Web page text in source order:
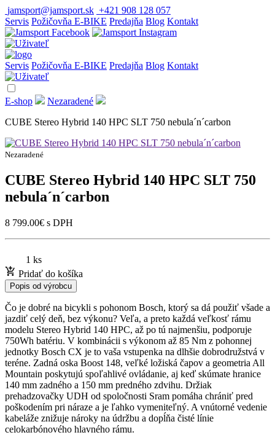
jamsport@jamsport.sk +421 908 128 057
Servis Požičovňa E-BIKE Predajňa Blog Kontakt
Servis Požičovňa E-BIKE Predajňa Blog Kontakt
E-shop
Nezaradené
CUBE Stereo Hybrid 140 HPC SLT 750 nebula´n´carbon
Nezaradené
CUBE Stereo Hybrid 140 HPC SLT 750
nebula´n´carbon
8 799.00€ s DPH
1 ks
Pridať do košíka
Popis od výrobcu
Čo je dobré na bicykli s pohonom Bosch, ktorý sa dá použiť všade a
jazdiť celý deň, bez výkonu? Veľa, a preto každá veľkosť rámu
modelu Stereo Hybrid 140 HPC, až po tú najmenšiu, podporuje
750Wh batériu. V kombinácii s výkonom až 85 Nm z pohonnej
jednotky Bosch CX je to vaša vstupenka na dlhšie dobrodružstvá v
teréne. Zadná oska Boost 148, veľké ložiská čapov a geometria All
Mountain poskytujú spoľahlivé ovládanie, aj keď skúmate hranice
140 mm zadného a 150 mm predného zdvihu. Držiak
prehadzovačky UDH od spoločnosti Sram pomáha chrániť pred
poškodením pri náraze a je ľahko vymeniteľný. A vnútorné vedenie
kabeláže znižuje nároky na údržbu a dopĺňa čisté línie
celokarbónového hlavného rámu.